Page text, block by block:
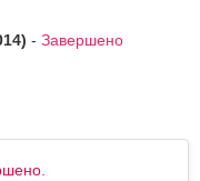
- Завершено